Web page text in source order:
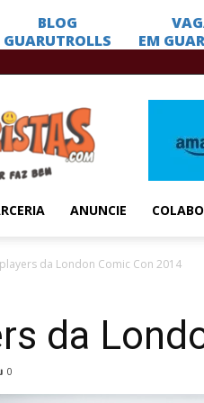
ANUNCIE
da London Comic Con 2014
da
0